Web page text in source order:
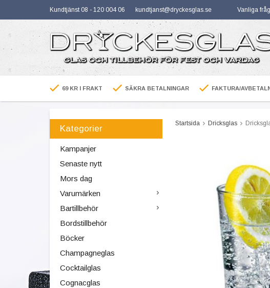
Kundtjänst 08 - 120 004 06 kundtjanst@dryckesglas.se Vanliga
69 KR I FRAKT SÄKRA BETALNINGAR FAKTURA/
Kategorier
Kampanjer
Senaste nytt
Mors dag
Varumärken
Bartillbehör
Bordstillbehör
Böcker
Champagneglas
Cocktailglas
Cognacglas
Startsida Dricksglas